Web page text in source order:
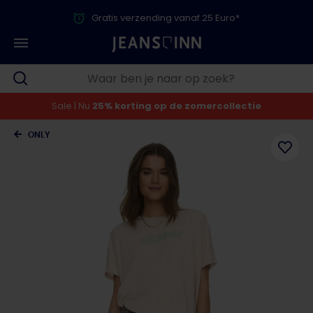
Gratis verzending vanaf 25 Euro*
Sale | Nu 25% korting op de zomercollectie
ONLY